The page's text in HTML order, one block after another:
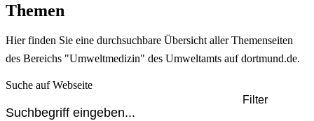
Themen
Hier finden Sie eine durchsuchbare Übersicht aller Themenseiten
des Bereichs "Umweltmedizin" des Umweltamts auf dortmund.de.
Suche auf Webseite
Filter